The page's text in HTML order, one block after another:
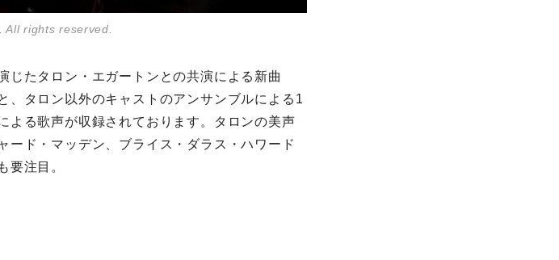
All rights reserved.
じたタロン・エガートンとの共演による新曲
、タロン以外のキャストのアンサンブルによる1
よる歌声が収録されております。タロンの美声
ード・マッデン、ブライス・ダラス・ハワード
要注目。